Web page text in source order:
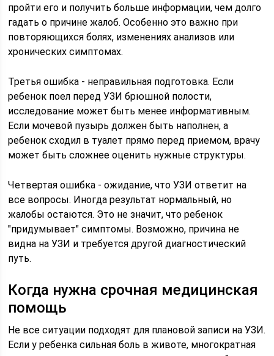
пройти его и получить больше информации, чем долго
гадать о причине жалоб. Особенно это важно при
повторяющихся болях, изменениях анализов или
хронических симптомах.
Третья ошибка - неправильная подготовка. Если
ребенок поел перед УЗИ брюшной полости,
исследование может быть менее информативным.
Если мочевой пузырь должен быть наполнен, а
ребенок сходил в туалет прямо перед приемом, врачу
может быть сложнее оценить нужные структуры.
Четвертая ошибка - ожидание, что УЗИ ответит на
все вопросы. Иногда результат нормальный, но
жалобы остаются. Это не значит, что ребенок
"придумывает" симптомы. Возможно, причина не
видна на УЗИ и требуется другой диагностический
путь.
Когда нужна срочная медицинская
помощь
Не все ситуации подходят для плановой записи на УЗИ.
Если у ребенка сильная боль в животе, многократная